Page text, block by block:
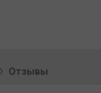
NS PINK -1?C/-5?C
Отзывы